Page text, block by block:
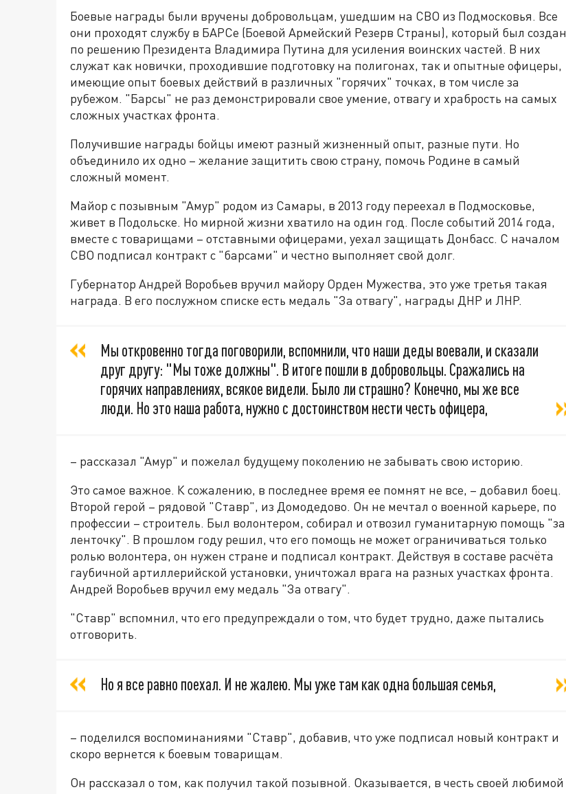
Боевые награды были вручены добровольцам, ушедшим на СВО из Подмосковья. Все
они проходят службу в БАРСе (Боевой Армейский Резерв Страны), который был создан
по решению Президента Владимира Путина для усиления воинских частей. В них
служат как новички, проходившие подготовку на полигонах, так и опытные офицеры,
имеющие опыт боевых действий в различных "горячих" точках, в том числе за
рубежом. "Барсы" не раз демонстрировали свое умение, отвагу и храбрость на самых
сложных участках фронта.
Получившие награды бойцы имеют разный жизненный опыт, разные пути. Но
объединило их одно – желание защитить свою страну, помочь Родине в самый
сложный момент.
Майор с позывным "Амур" родом из Самары, в 2013 году переехал в Подмосковье,
живет в Подольске. Но мирной жизни хватило на один год. После событий 2014 года,
вместе с товарищами – отставными офицерами, уехал защищать Донбасс. С началом
СВО подписал контракт с "барсами" и честно выполняет свой долг.
Губернатор Андрей Воробьев вручил майору Орден Мужества, это уже третья такая
награда. В его послужном списке есть медаль "За отвагу", награды ДНР и ЛНР.
Мы откровенно тогда поговорили, вспомнили, что наши деды воевали, и сказали
друг другу: "Мы тоже должны". В итоге пошли в добровольцы. Сражались на
горячих направлениях, всякое видели. Было ли страшно? Конечно, мы же все
люди. Но это наша работа, нужно с достоинством нести честь офицера,
– рассказал "Амур" и пожелал будущему поколению не забывать свою историю.
Это самое важное. К сожалению, в последнее время ее помнят не все, – добавил боец.
Второй герой – рядовой "Ставр", из Домодедово. Он не мечтал о военной карьере, по
профессии – строитель. Был волонтером, собирал и отвозил гуманитарную помощь "за
ленточку". В прошлом году решил, что его помощь не может ограничиваться только
ролью волонтера, он нужен стране и подписал контракт. Действуя в составе расчёта
гаубичной артиллерийской установки, уничтожал врага на разных участках фронта.
Андрей Воробьев вручил ему медаль "За отвагу".
"Ставр" вспомнил, что его предупреждали о том, что будет трудно, даже пытались
отговорить.
Но я все равно поехал. И не жалею. Мы уже там как одна большая семья,
– поделился воспоминаниями "Ставр", добавив, что уже подписал новый контракт и
скоро вернется к боевым товарищам.
Он рассказал о том, как получил такой позывной. Оказывается, в честь своей любимой